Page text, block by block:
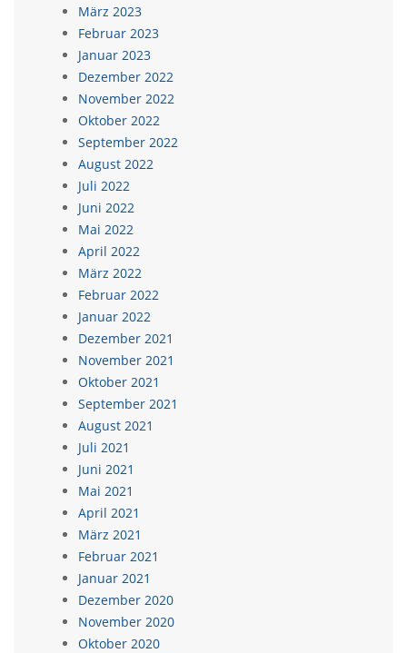
März 2023
Februar 2023
Januar 2023
Dezember 2022
November 2022
Oktober 2022
September 2022
August 2022
Juli 2022
Juni 2022
Mai 2022
April 2022
März 2022
Februar 2022
Januar 2022
Dezember 2021
November 2021
Oktober 2021
September 2021
August 2021
Juli 2021
Juni 2021
Mai 2021
April 2021
März 2021
Februar 2021
Januar 2021
Dezember 2020
November 2020
Oktober 2020